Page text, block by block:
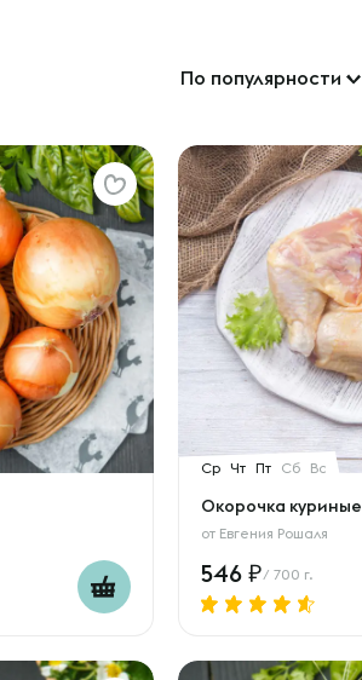
По популярности
Ср Чт Пт Сб Вс
Окорочка куриные
от Евгения Рошаля
546 / 700 г.